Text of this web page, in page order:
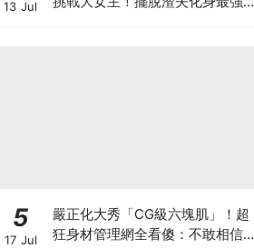
13 Jul
5
17 Jul
嚴正化大秀「CG級六塊肌」！超
狂身材管理網全看傻：不敢相信她